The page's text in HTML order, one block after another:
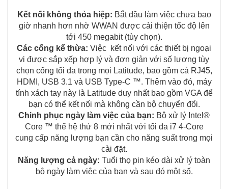
Kết nối không thỏa hiệp: Bắt đầu làm việc chưa bao
giờ nhanh hơn nhờ WWAN được cải thiện tốc độ lên
tới 450 megabit (tùy chọn).
Các cổng kế thừa: Việc kết nối với các thiết bị ngoại
vi được sắp xếp hợp lý và đơn giản với số lượng tùy
chọn cổng tối đa trong mọi Latitude, bao gồm cả RJ45,
HDMI, USB 3.1 và USB Type-C ™. Thêm vào đó, máy
tính xách tay này là Latitude duy nhất bao gồm VGA để
bạn có thể kết nối mà không cần bộ chuyển đổi.
Chinh phục ngày làm việc của bạn: Bộ xử lý Intel®
Core ™ thế hệ thứ 8 mới nhất với tối đa i7 4-Core
cung cấp năng lượng bạn cần cho năng suất trong mọi
cài đặt.
Năng lượng cả ngày: Tuổi thọ pin kéo dài xử lý toàn
bộ ngày làm việc của bạn và sau đó một số.